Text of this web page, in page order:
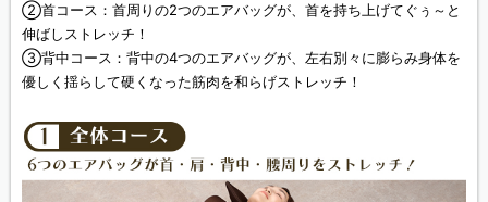
②首コース：首周りの2つのエアバッグが、首を持ち上げてぐぅ～と
伸ばしストレッチ！
③背中コース：背中の4つのエアバッグが、左右別々に膨らみ身体を
優しく揺らして硬くなった筋肉を和らげストレッチ！